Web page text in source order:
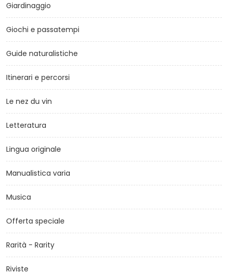
Giardinaggio
Giochi e passatempi
Guide naturalistiche
Itinerari e percorsi
Le nez du vin
Letteratura
Lingua originale
Manualistica varia
Musica
Offerta speciale
Rarità - Rarity
Riviste